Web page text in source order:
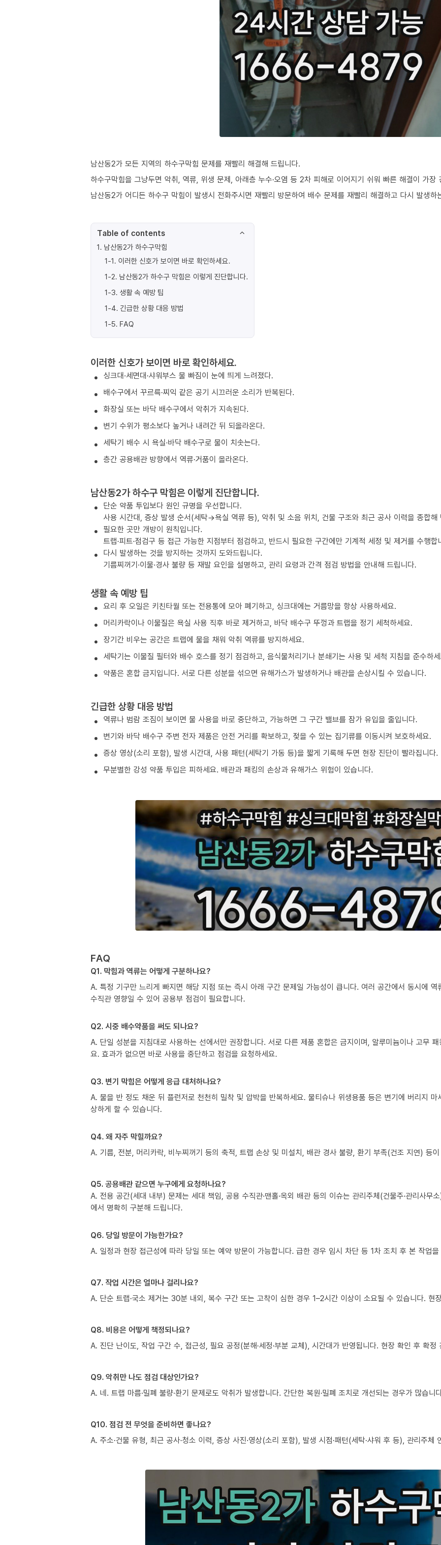
남산동2가 모든 지역의 하수구막힘 문제를 재빨리 해결해 드립니다.
하수구막힘을 그냥두면 악취, 역류, 위생 문제, 아래층 누수·오염 등 2차 피해로 이어지기 쉬워 빠른 해결이 가장
남산동2가 어디든 하수구 막힘이 발생시 전화주시면 재빨리 방문하여 배수 문제를 재빨리 해결하고 다시 발생하
Table of contents
1. 남산동2가 하수구막힘
1-1. 이러한 신호가 보이면 바로 확인하세요.
1-2. 남산동2가 하수구 막힘은 이렇게 진단합니다.
1-3. 생활 속 예방 팁
1-4. 긴급한 상황 대응 방법
1-5. FAQ
이러한 신호가 보이면 바로 확인하세요.
싱크대·세면대·샤워부스 물 빠짐이 눈에 띄게 느려졌다.
배수구에서 꾸르륵·찌익 같은 공기 시끄러운 소리가 반복된다.
화장실 또는 바닥 배수구에서 악취가 지속된다.
변기 수위가 평소보다 높거나 내려간 뒤 되올라온다.
세탁기 배수 시 욕실·바닥 배수구로 물이 치솟는다.
층간 공용배관 방향에서 역류·거품이 올라온다.
남산동2가 하수구 막힘은 이렇게 진단합니다.
단순 약품 투입보다 원인 규명을 우선합니다.
사용 시간대, 증상 발생 순서(세탁→욕실 역류 등), 악취 및 소음 위치, 건물 구조와 최근 공사 이력을 종합해
필요한 곳만 개방이 원칙입니다.
트랩·피트·점검구 등 접근 가능한 지점부터 점검하고, 반드시 필요한 구간에만 기계적 세정 및 제거를 수행합
다시 발생하는 것을 방지하는 것까지 도와드립니다.
기름찌꺼기·이물·경사 불량 등 재발 요인을 설명하고, 관리 요령과 간격 점검 방법을 안내해 드립니다.
생활 속 예방 팁
요리 후 오일은 키친타월 또는 전용통에 모아 폐기하고, 싱크대에는 거름망을 항상 사용하세요.
머리카락이나 이물질은 욕실 사용 직후 바로 제거하고, 바닥 배수구 뚜껑과 트랩을 정기 세척하세요.
장기간 비우는 공간은 트랩에 물을 채워 악취 역류를 방지하세요.
세탁기는 이물질 필터와 배수 호스를 정기 점검하고, 음식물처리기나 분쇄기는 사용 및 세척 지침을 준수하
약품은 혼합 금지입니다. 서로 다른 성분을 섞으면 유해가스가 발생하거나 배관을 손상시킬 수 있습니다.
긴급한 상황 대응 방법
역류나 범람 조짐이 보이면 물 사용을 바로 중단하고, 가능하면 그 구간 밸브를 잠가 유입을 줄입니다.
변기와 바닥 배수구 주변 전자 제품은 안전 거리를 확보하고, 젖을 수 있는 집기류를 이동시켜 보호하세요.
증상 영상(소리 포함), 발생 시간대, 사용 패턴(세탁기 가동 등)을 짧게 기록해 두면 현장 진단이 빨라집니다.
무분별한 강성 약품 투입은 피하세요. 배관과 패킹의 손상과 유해가스 위험이 있습니다.
FAQ
Q1. 막힘과 역류는 어떻게 구분하나요?
A. 특정 기구만 느리게 빠지면 해당 지점 또는 즉시 아래 구간 문제일 가능성이 큽니다. 여러 공간에서 동시에
수직관 영향일 수 있어 공용부 점검이 필요합니다.
Q2. 시중 배수약품을 써도 되나요?
A. 단일 성분을 지침대로 사용하는 선에서만 권장합니다. 서로 다른 제품 혼합은 금지이며, 알루미늄이나 고무
요. 효과가 없으면 바로 사용을 중단하고 점검을 요청하세요.
Q3. 변기 막힘은 어떻게 응급 대처하나요?
A. 물을 반 정도 채운 뒤 플런저로 천천히 밀착 및 압박을 반복하세요. 물티슈나 위생용품 등은 변기에 버리지
상하게 할 수 있습니다.
Q4. 왜 자주 막힐까요?
A. 기름, 전분, 머리카락, 비누찌꺼기 등의 축적, 트랩 손상 및 미설치, 배관 경사 불량, 환기 부족(건조 지연) 등
Q5. 공용배관 같으면 누구에게 요청하나요?
A. 전용 공간(세대 내부) 문제는 세대 책임, 공용 수직관·맨홀·옥외 배관 등의 이슈는 관리주체(건물주·관리사무
에서 명확히 구분해 드립니다.
Q6. 당일 방문이 가능한가요?
A. 일정과 현장 접근성에 따라 당일 또는 예약 방문이 가능합니다. 급한 경우 임시 차단 등 1차 조치 후 본 작업을
Q7. 작업 시간은 얼마나 걸리나요?
A. 단순 트랩·국소 제거는 30분 내외, 복수 구간 또는 고착이 심한 경우 1–2시간 이상이 소요될 수 있습니다. 현
Q8. 비용은 어떻게 책정되나요?
A. 진단 난이도, 작업 구간 수, 접근성, 필요 공정(분해·세정·부분 교체), 시간대가 반영됩니다. 현장 확인 후 확정
Q9. 악취만 나도 점검 대상인가요?
A. 네. 트랩 마름·밀폐 불량·환기 문제로도 악취가 발생합니다. 간단한 복원·밀폐 조치로 개선되는 경우가 많습니
Q10. 점검 전 무엇을 준비하면 좋나요?
A. 주소·건물 유형, 최근 공사·청소 이력, 증상 사진·영상(소리 포함), 발생 시점·패턴(세탁·샤워 후 등), 관리주체